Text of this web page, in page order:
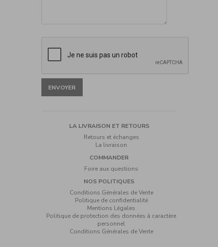
ENVOYER
SECONDAIRE
LA LIVRAISON ET RETOURS
Retours et échanges
La livraison
COMMANDER
Foire aux questions
NOS POLITIQUES
Conditions Générales de Vente
Politique de confidentialité
Mentions Légales
Politique de protection des données à caractère
personnel
Conditions Générales de Vente